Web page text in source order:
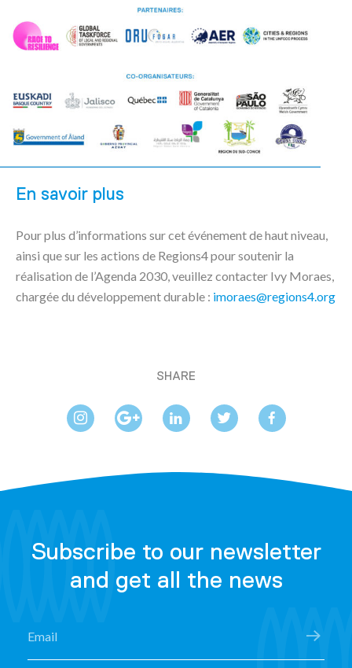
En savoir plus
Pour plus d’informations sur cet événement de haut niveau,
ainsi que sur les actions de Regions4 pour soutenir la
réalisation de l’Agenda 2030, veuillez contacter Ivy Moraes,
chargée du développement durable : imoraes@regions4.org
SHARE
Subscribe to our newsletter
and get all the news